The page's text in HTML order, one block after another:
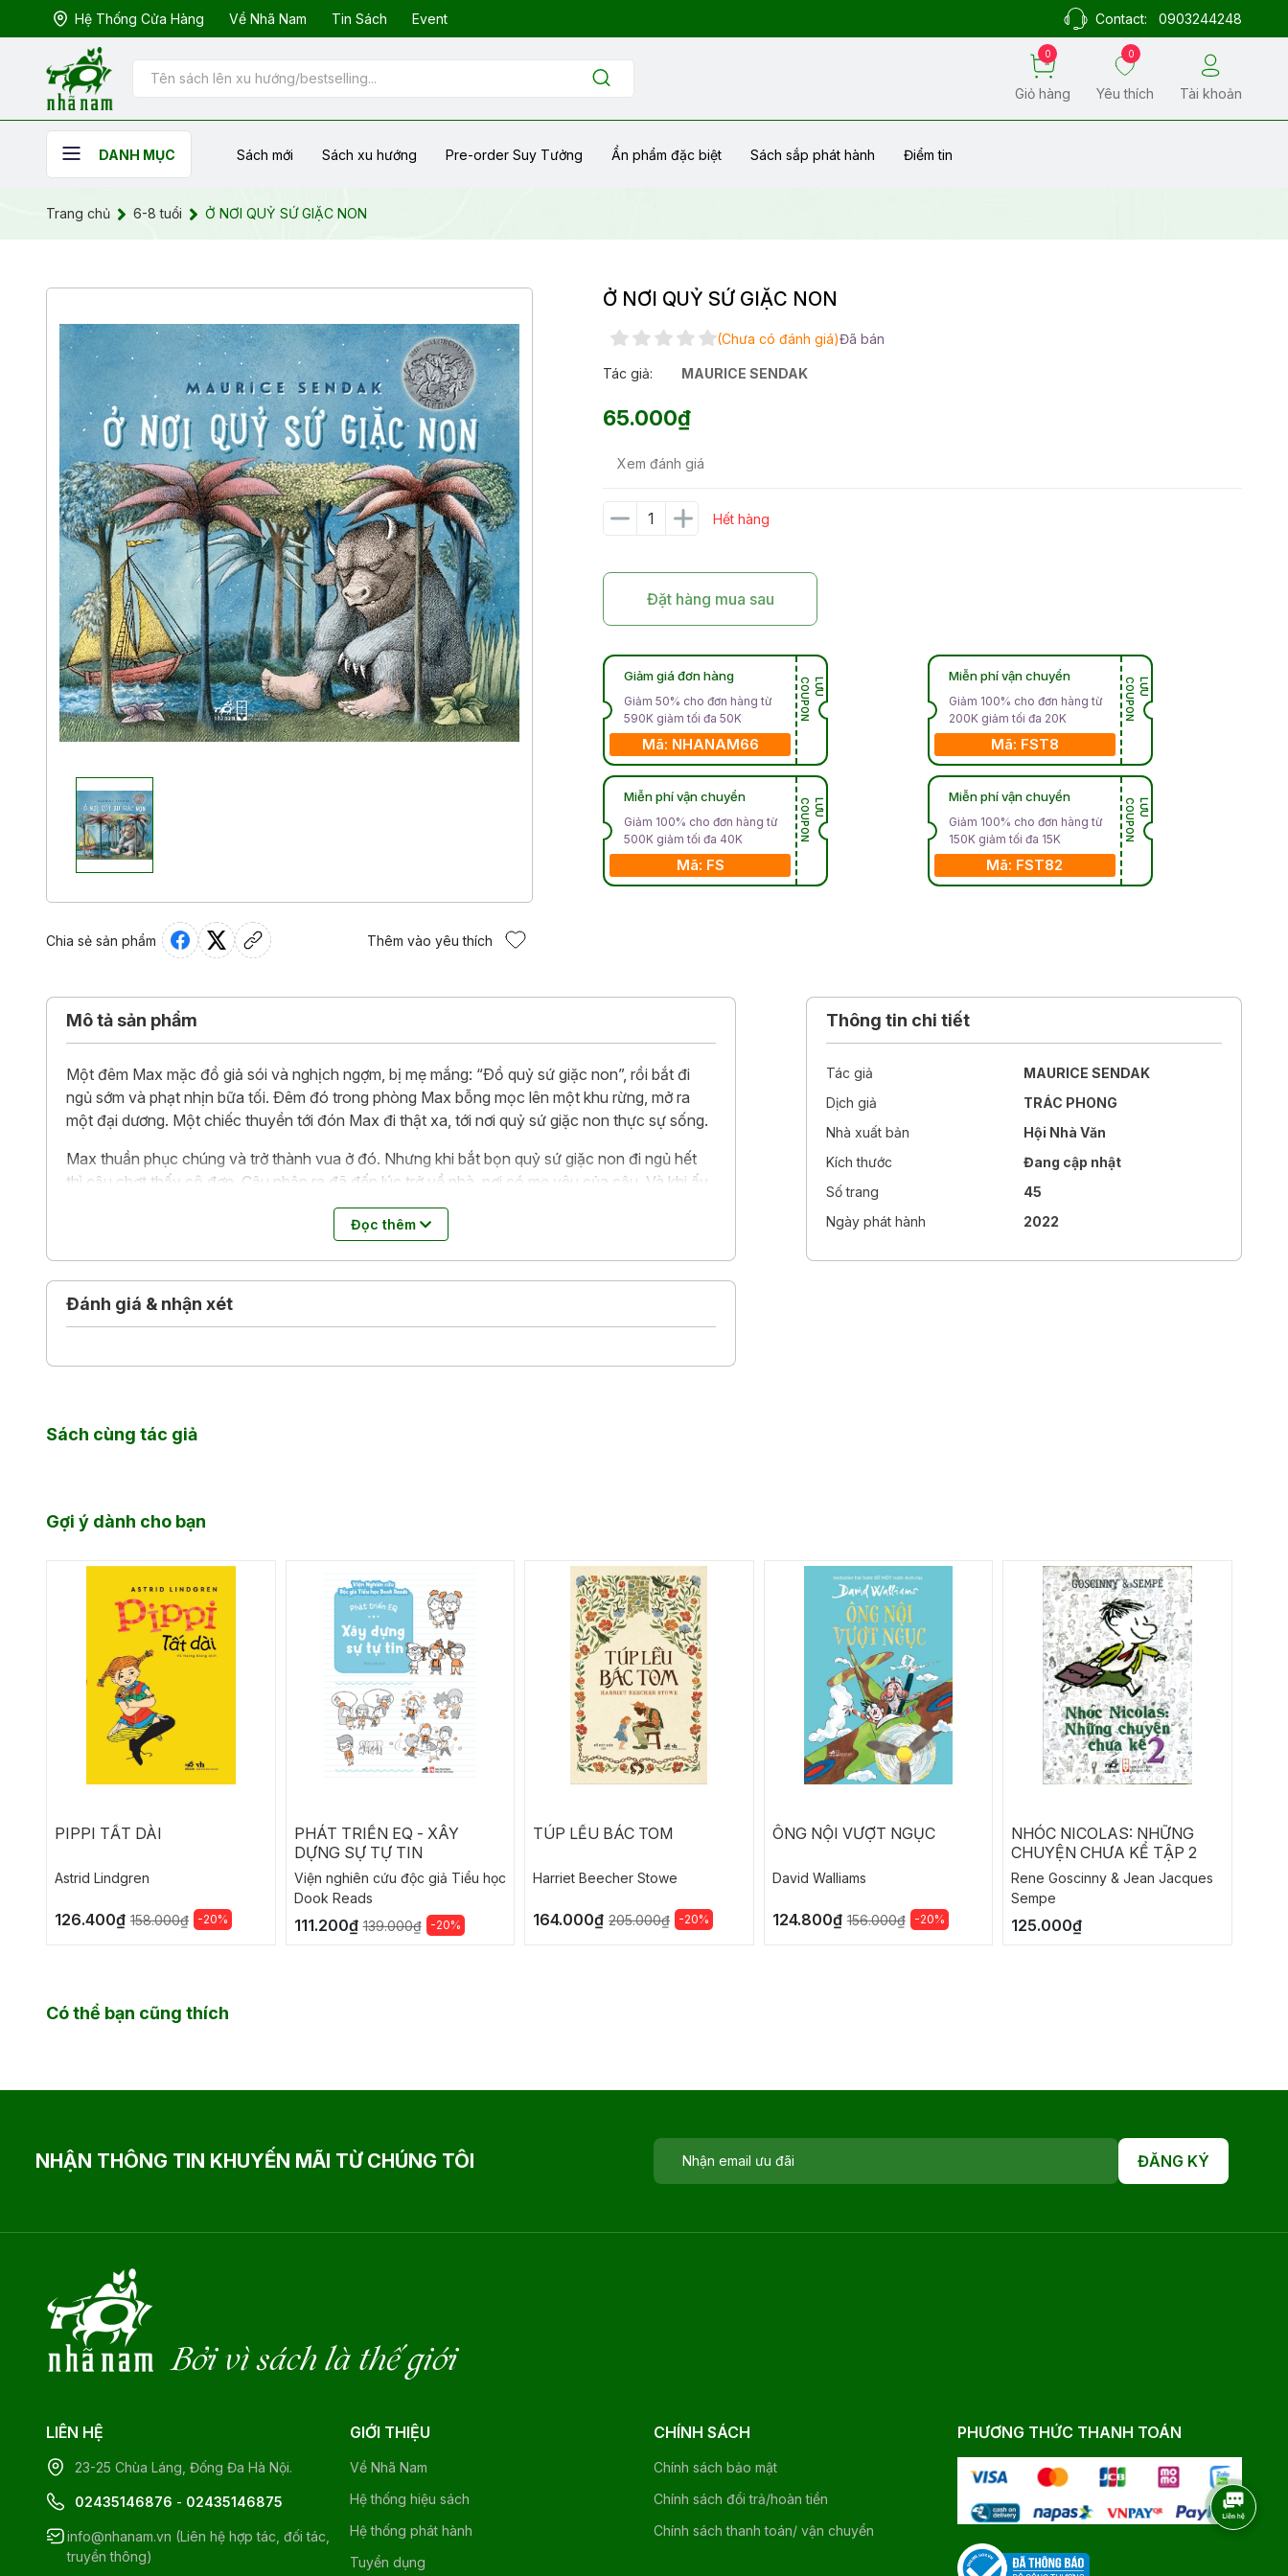
Hệ Thống Cửa Hàng Về Nhã Nam Tin Sách Event Contact: 0903244248
0
Giỏ hàng
0
Yêu thích Tài khoản
DANH MỤC Sách mới Sách xu hướng Pre-order Suy Tưởng Ẩn phẩm đặc biệt Sách sắp phát hành Điểm tin
Trang chủ 6-8 tuổi Ở NƠI QUỶ SỨ GIẶC NON
Chia sẻ sản phẩm Thêm vào yêu thích
Ở NƠI QUỶ SỨ GIẶC NON
(Chưa có đánh giá)Đã bán
Tác giả: MAURICE SENDAK
65.000₫
Xem đánh giá
Hết hàng
Đặt hàng mua sau
Giảm giá đơn hàng
Giảm 50% cho đơn hàng từ
590K giảm tối đa 50K
Mã: NHANAM66
L
Ư
U
C
O
U
P
O
N
Miễn phí vận chuyển
Giảm 100% cho đơn hàng từ
500K giảm tối đa 40K
Mã: FS
L
Ư
U
C
O
U
P
O
N
Miễn phí vận chuyển
Giảm 100% cho đơn hàng từ
200K giảm tối đa 20K
Mã: FST8
L
Ư
U
C
O
U
P
O
N
Miễn phí vận chuyển
Giảm 100% cho đơn hàng từ
150K giảm tối đa 15K
Mã: FST82
L
Ư
U
C
O
U
P
O
N
Mô tả sản phẩm
Một đêm Max mặc đồ giả sói và nghịch ngợm, bị mẹ mắng: “Ðồ quỷ sứ giặc non”, rồi bắt đi
ngủ sớm và phạt nhịn bữa tối. Ðêm đó trong phòng Max bỗng mọc lên một khu rừng, mở ra
một đại dương. Một chiếc thuyền tới đón Max đi thật xa, tới nơi quỷ sứ giặc non thực sự sống.
Max thuần phục chúng và trở thành vua ở đó. Nhưng khi bắt bọn quỷ sứ giặc non đi ngủ hết
thì cậu chợt thấy cô đơn. Cậu nhận ra đã đến lúc trở về nhà, nơi có mẹ yêu của cậu. Và khi ấy,
cậu thấy bữa tối đã sẵn sàng, vẫn còn nóng hổi.
là một tác phẩm picture book kinh điển của thế giới, đã đoạt huân
chương Caldecott, được dịch ra 32 thứ tiếng và bán được hơn 20 triệu bản trên toàn thế giới.
Đọc thêm
Đánh giá & nhận xét
Thông tin chi tiết
Tác giả
MAURICE SENDAK
Dịch giả
TRÁC PHONG
Nhà xuất bản
Hội Nhà Văn
Kích thước
Đang cập nhật
Số trang
45
Ngày phát hành
2022
Sách cùng tác giả
Gợi ý dành cho bạn
PIPPI TẤT DÀI
Astrid Lindgren
126.400₫ 158.000₫ -20%
PHÁT TRIỂN EQ - XÂY
DỰNG SỰ TỰ TIN
Viện nghiên cứu độc giả Tiểu học
Dook Reads
111.200₫ 139.000₫ -20%
TÚP LỀU BÁC TOM
Harriet Beecher Stowe
164.000₫ 205.000₫ -20%
ÔNG NỘI VƯỢT NGỤC
David Walliams
124.800₫ 156.000₫ -20%
NHÓC NICOLAS: NHỮNG
CHUYỆN CHƯA KỂ TẬP 2
Rene Goscinny & Jean Jacques
Sempe
125.000₫
Có thể bạn cũng thích
NHẬN THÔNG TIN KHUYẾN MÃI TỪ CHÚNG TÔI ĐĂNG KÝ
Bởi vì sách là thế giới
LIÊN HỆ
23-25 Chùa Láng, Đống Đa Hà Nội.
02435146876 - 02435146875
info@nhanam.vn (Liên hệ hợp tác, đối tác,
truyền thông)
GIỚI THIỆU
Về Nhã Nam
Hệ thống hiệu sách
Hệ thống phát hành
Tuyển dụng
CHÍNH SÁCH
Chính sách bảo mật
Chính sách đổi trả/hoàn tiền
Chính sách thanh toán/ vận chuyển
PHƯƠNG THỨC THANH TOÁN